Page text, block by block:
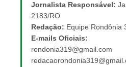
Jornalista Responsável:
2183/RO
Redação: Equipe Rondônia
E-mails Oficiais:
rondonia319@gmail.com